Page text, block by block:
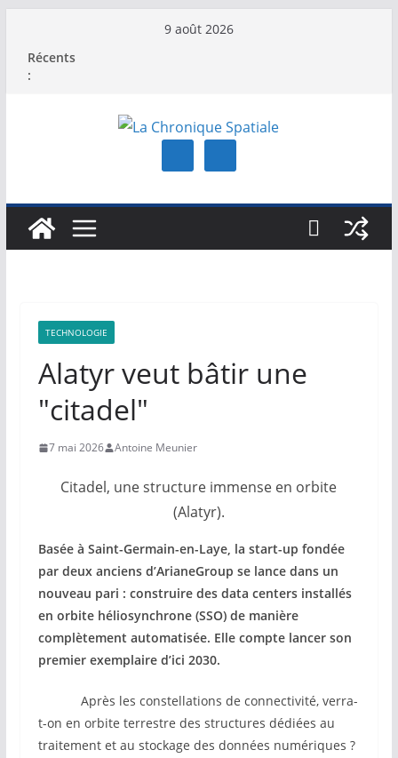
contenu
9 août 2026
Récents
:
TECHNOLOGIE
Alatyr veut bâtir une
"citadel"
7 mai 2026 Antoine Meunier
Citadel, une structure immense en orbite
(Alatyr).
Basée à Saint-Germain-en-Laye, la start-up fondée
par deux anciens d’ArianeGroup se lance dans un
nouveau pari : construire des data centers installés
en orbite héliosynchrone (SSO) de manière
complètement automatisée. Elle compte lancer son
premier exemplaire d’ici 2030.
Après les constellations de connectivité, verra-
t-on en orbite terrestre des structures dédiées au
traitement et au stockage des données numériques ?